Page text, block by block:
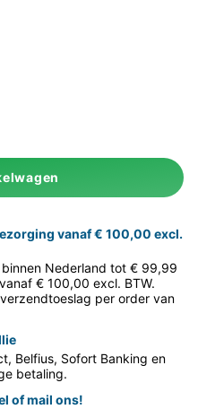
vanaf € 100,00 excl.
Nederland tot € 99,99
€ 100,00 excl. BTW.
per order van
Belfius, Sofort Banking en
betaling.
of mail ons!